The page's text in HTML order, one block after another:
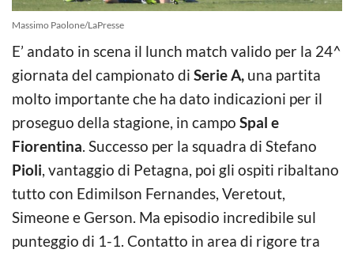
Massimo Paolone/LaPresse
E’ andato in scena il lunch match valido per la 24^
giornata del campionato di Serie A, una partita
molto importante che ha dato indicazioni per il
proseguo della stagione, in campo Spal e
Fiorentina. Successo per la squadra di Stefano
Pioli, vantaggio di Petagna, poi gli ospiti ribaltano
tutto con Edimilson Fernandes, Veretout,
Simeone e Gerson. Ma episodio incredibile sul
punteggio di 1-1. Contatto in area di rigore tra